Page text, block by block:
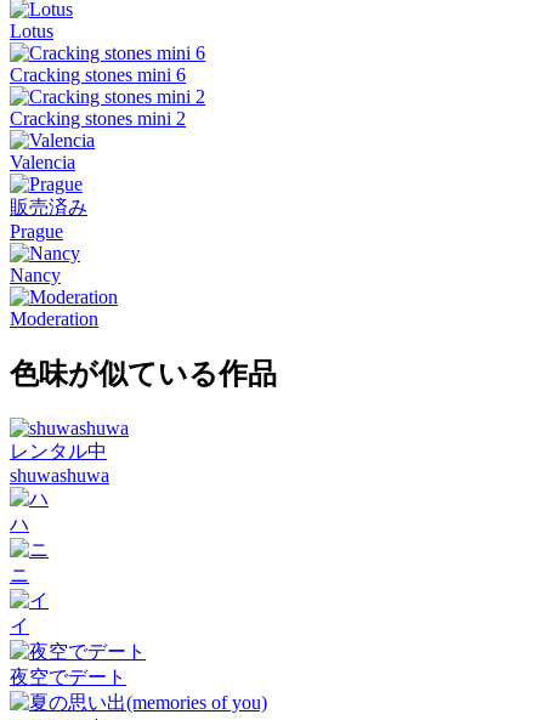
Lotus
Cracking stones mini 6
Cracking stones mini 2
Valencia
販売済み
Prague
Nancy
Moderation
色味が似ている作品
レンタル中
shuwashuwa
ハ
ニ
イ
夜空でデート